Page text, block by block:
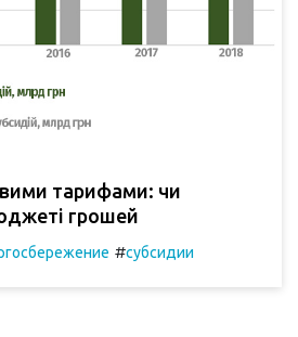
тарифами: чи
грошей
#субсидии